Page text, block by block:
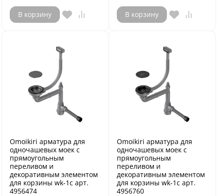
В корзину В корзину
Omoikiri арматура для
одночашевых моек с
прямоугольным
переливом и
декоративным элементом
для корзины wk-1c арт.
4956474
Omoikiri арматура для
одночашевых моек с
прямоугольным
переливом и
декоративным элементом
для корзины wk-1c арт.
4956760